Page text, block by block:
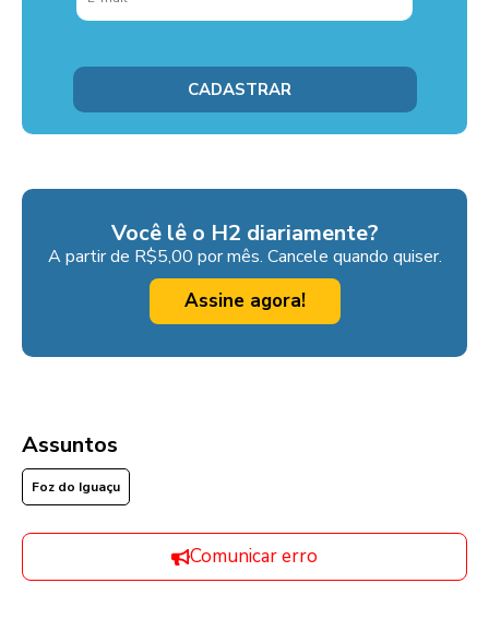
Você lê o H2 diariamente?
A partir de R$5,00 por mês. Cancele quando quiser.
Assine agora!
Assuntos
Foz do Iguaçu
Comunicar erro